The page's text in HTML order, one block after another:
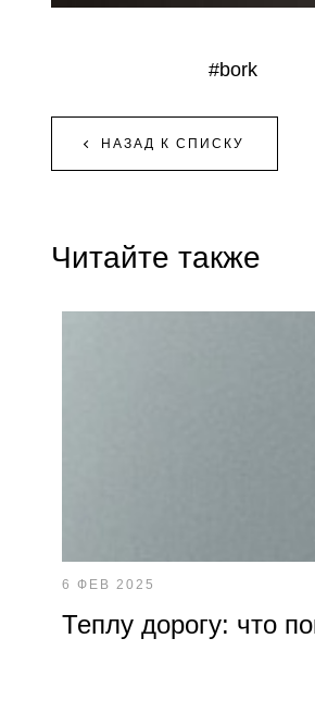
#bork
НАЗАД К СПИСКУ
Читайте также
6 ФЕВ 2025
Теплу дорогу: что